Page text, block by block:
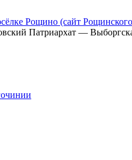
Рощино (сайт
Патриархат —